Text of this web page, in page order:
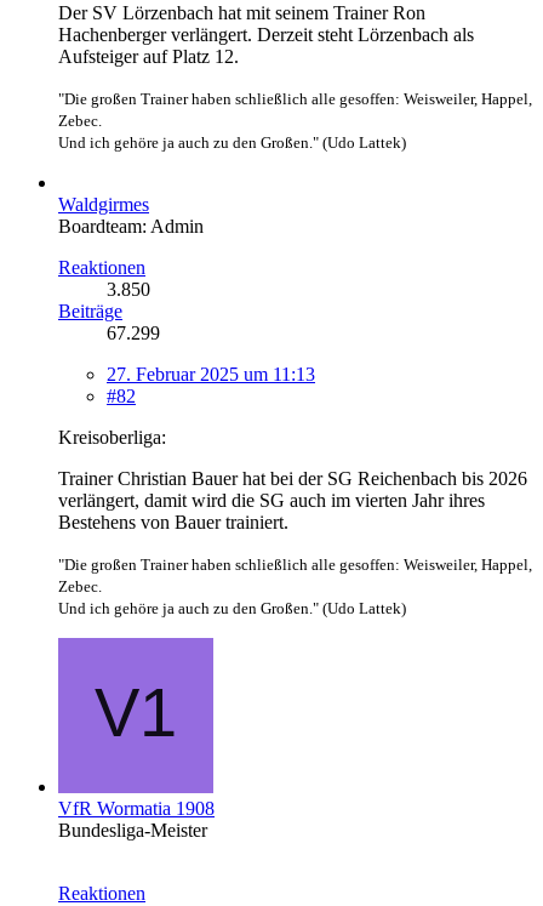
Der SV Lörzenbach hat mit seinem Trainer Ron
Hachenberger verlängert. Derzeit steht Lörzenbach als
Aufsteiger auf Platz 12.
"Die großen Trainer haben schließlich alle gesoffen: Weisweiler, Happel,
Zebec.
Und ich gehöre ja auch zu den Großen." (Udo Lattek)
Waldgirmes
Boardteam: Admin
Reaktionen
3.850
Beiträge
67.299
27. Februar 2025 um 11:13
#82
Kreisoberliga:
Trainer Christian Bauer hat bei der SG Reichenbach bis 2026
verlängert, damit wird die SG auch im vierten Jahr ihres
Bestehens von Bauer trainiert.
"Die großen Trainer haben schließlich alle gesoffen: Weisweiler, Happel,
Zebec.
Und ich gehöre ja auch zu den Großen." (Udo Lattek)
VfR Wormatia 1908
Bundesliga-Meister
Reaktionen